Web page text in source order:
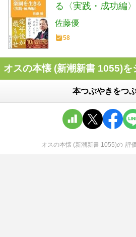
る〈実践・成功編
佐藤優
58
オスの本懐 (新潮新書 1055)を
本つぶやきをつ
オスの本懐 (新潮新書 1055)の 評